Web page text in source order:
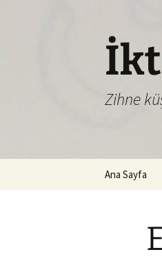
Zihne
Ana Sayfa